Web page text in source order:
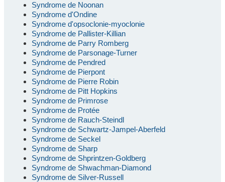
Syndrome de Noonan
Syndrome d'Ondine
Syndrome d'opsoclonie-myoclonie
Syndrome de Pallister-Killian
Syndrome de Parry Romberg
Syndrome de Parsonage-Turner
Syndrome de Pendred
Syndrome de Pierpont
Syndrome de Pierre Robin
Syndrome de Pitt Hopkins
Syndrome de Primrose
Syndrome de Protée
Syndrome de Rauch-Steindl
Syndrome de Schwartz-Jampel-Aberfeld
Syndrome de Seckel
Syndrome de Sharp
Syndrome de Shprintzen-Goldberg
Syndrome de Shwachman-Diamond
Syndrome de Silver-Russell